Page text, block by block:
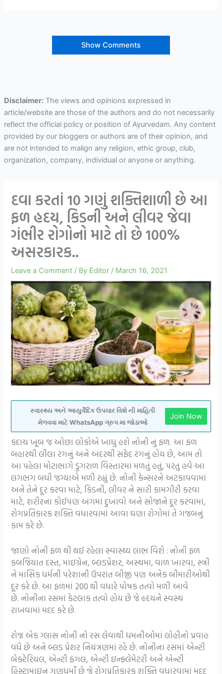
Show Comments
Disclaimer:The views and opinions expressed in
article/website are those of the authors and do not necessarily
reflect the official policy or position of Ayurvedam. Any content
provided by our bloggers or authors are of their opinion, and
are not intended to malign any religion, ethic group, club,
organization, company, individual or anyone or anything.
દવા કરતાં 10 ગણું શક્તિશાળી છે આ
ફળ હદય, કિડની અને લીવર જેવા
ગંભીર રોગોનો માટે તો છે 100%
અસરકારક..
Leave a Comment / By Editor / March 16, 2021
સ્વાસ્થ્ય અને આયુર્વેદિક ઉપચાર વિશે ની માહિતી
મેળવવા માટે WhatsApp ગ્રુપ મા જોડાઓ
Join Now
કદાચ ખૂબ જ ઓછા લોકોએ ખાધુ હશે નોની નું ફળ. આ ફળ
બહારથી લીલા રંગનું અને અંદરથી સફેદ રંગનું હોય છે, આમ તો
આ પહેલા મોટાભાગે ડુંગરાળ વિસ્તારમાં મળતું હતું, પરંતુ હવે આ
લગભગ બધી જગ્યાએ મળી રહ્યું છે. નોની કેન્સરને અટકાવવામાં
અને તેને દૂર કરવા માટે, કિડની, લીવર ને સારી કામગીરી કરવા
માટે, શરીરના કોઈપણ અંગમાં દુખાવો અને સોજાને દૂર કરવામાં,
રોગપ્રતિકારક શક્તિ વધારવામાં આવા ઘણા રોગોમાં તે ગજબનું
કામ કરે છે.
જાણો નોની ફળ થી થઈ રહેલા સ્વાસ્થ્ય લાભ વિશે : નોની ફળ
કબજિયાત દસ્ત, માઇગ્રેન, બ્લડપ્રેશર, અસ્થમા, વાળ ખારવા, સ્ત્રી
ને માસિક ધર્મની પરેશાની ઉપરાંત બીજી પણ અનેક બીમારીઓથી
દૂર કરે છે. આ ફળમાં 200 થી વધારે પોષક તત્વો મળી આવે
છે. નોનીના રસમાં કેટલાક તત્વો હોય છે જે હૃદયને સ્વસ્થ
રાખવામાં મદદ કરે છે.
રોજ એક ગ્લાસ નોની નો રસ લેવાથી ધમનીઓમાં લોહીનો પ્રવાહ
વધે છે અને બ્લડ પ્રેશર નિયંત્રણમાં રહે છે. નોનીના રસમાં એન્ટી
બેક્ટેરિયલ, એન્ટી ફંગલ, એન્ટી ઇન્ફ્લેમેટરી અને એન્ટી
હિસ્ટામાઇન ગુણધર્મો છે જે રોગપ્રતિકારક શક્તિ વધારવામાં મદદ